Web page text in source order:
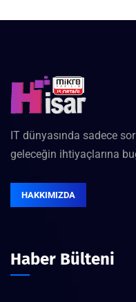
IT dünyasında sadece
geleceğin ihtiyaçlarına
HAKKIMIZDA
Haber Bülteni